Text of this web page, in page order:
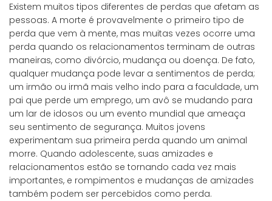
Existem muitos tipos diferentes de perdas que afetam as
pessoas. A morte é provavelmente o primeiro tipo de
perda que vem à mente, mas muitas vezes ocorre uma
perda quando os relacionamentos terminam de outras
maneiras, como divórcio, mudança ou doença. De fato,
qualquer mudança pode levar a sentimentos de perda;
um irmão ou irmã mais velho indo para a faculdade, um
pai que perde um emprego, um avô se mudando para
um lar de idosos ou um evento mundial que ameaça
seu sentimento de segurança. Muitos jovens
experimentam sua primeira perda quando um animal
morre. Quando adolescente, suas amizades e
relacionamentos estão se tornando cada vez mais
importantes, e rompimentos e mudanças de amizades
também podem ser percebidos como perda.